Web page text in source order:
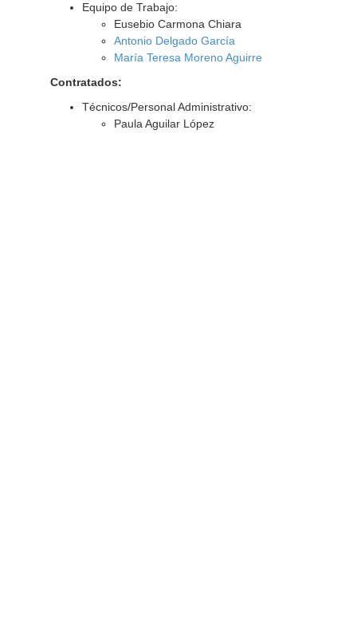
Equipo de Trabajo:
Eusebio Carmona Chiara
Antonio Delgado García
María Teresa Moreno Aguirre
Contratados:
Técnicos/Personal Administrativo:
Paula Aguilar López